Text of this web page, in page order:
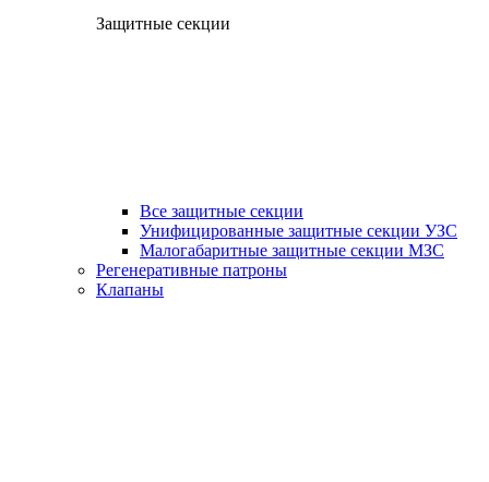
Защитные секции
Все защитные секции
Унифицированные защитные секции УЗС
Малогабаритные защитные секции МЗС
Регенеративные патроны
Клапаны